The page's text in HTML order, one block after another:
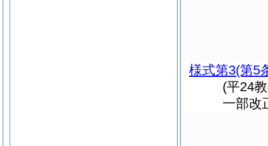
様式第3(第5
(平24
一部改